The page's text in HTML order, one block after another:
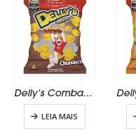
Delly’s Combat Churrasco 23g
LEIA MAIS